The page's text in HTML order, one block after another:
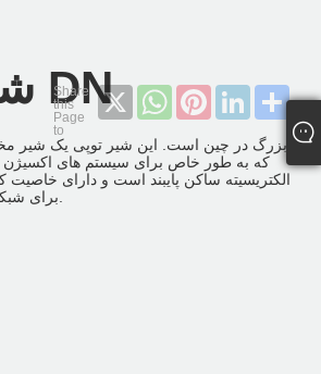
شیر توپی اکسیژن سایز بزرگ DN
که به طور خاص برای سیستم های اکسیژن
الکتریسیته ساکن پایبند است و دارای خاصیت
X WhatsAppPinterestLinkedIn